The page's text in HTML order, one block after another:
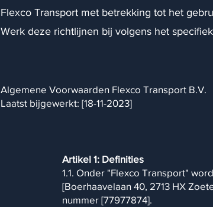
Flexco Transport met betrekking tot het
Werk deze richtlijnen bij volgens het
Algemene Voorwaarden Flexco Transport B.V.
Laatst bijgewerkt: [18-11-2023]
Artikel 1: Definities
1.1. Onder "Flexco Transport"
[Boerhaavelaan 40, 2713 HX
nummer [77977874].